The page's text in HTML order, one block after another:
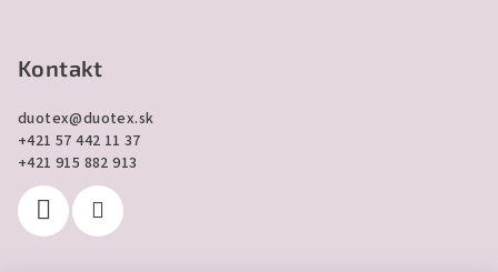
Kontakt
duotex@duotex.sk
+421 57 442 11 37
+421 915 882 913